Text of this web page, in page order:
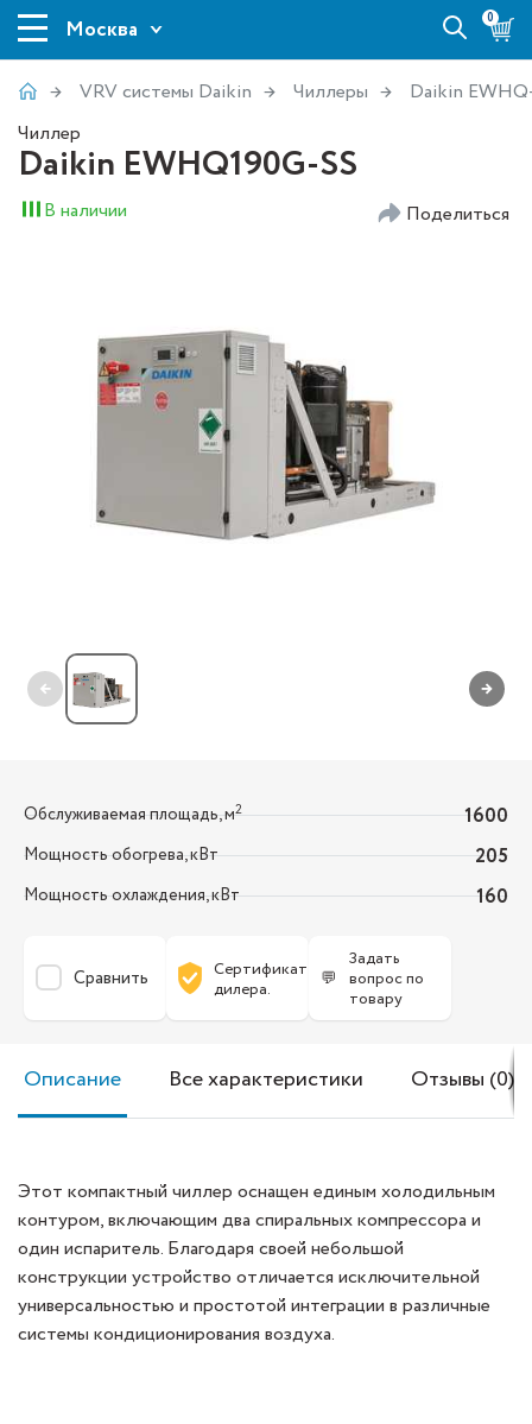
Москва 0
VRV системы Daikin Чиллеры
Daikin
Чиллер
Daikin EWHQ190G-SS
В наличии Поделиться
← →
Обслуживаемая площадь, м2 1600
Мощность обогрева, кВт 205
Мощность охлаждения, кВт 160
Сравнить
Сертификат
дилера.
💬
Задать
вопрос по
товару
Описание Все характеристики Отзывы (0)
Этот компактный чиллер оснащен единым холодильным
контуром, включающим два спиральных компрессора и
один испаритель. Благодаря своей небольшой
конструкции устройство отличается исключительной
универсальностью и простотой интеграции в различные
системы кондиционирования воздуха.